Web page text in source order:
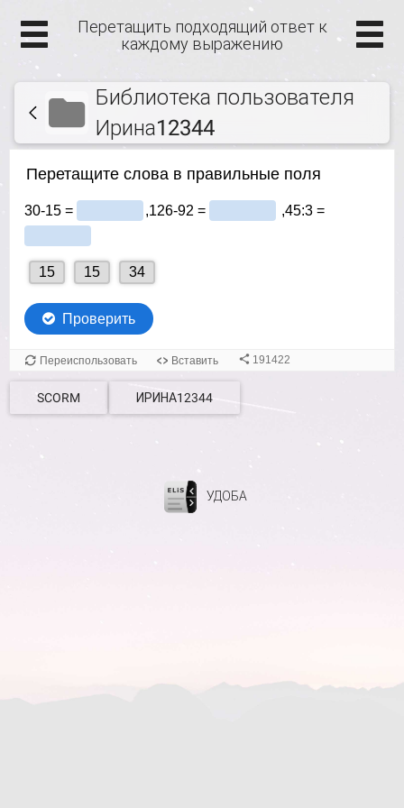
Перетащить подходящий ответ к
каждому выражению
Библиотека пользователя
Ирина12344
SCORM ИРИНА12344
УДОБА